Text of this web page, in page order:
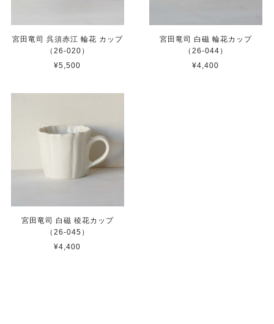
宮田竜司 呉須赤江 輪花 カップ
（26-020）
¥5,500
宮田竜司 白磁 輪花カップ
（26-044）
¥4,400
宮田竜司 白磁 稜花カップ
（26-045）
¥4,400